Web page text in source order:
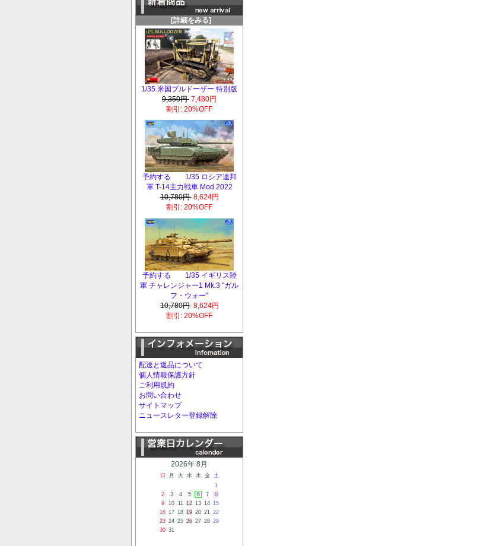
[詳細をみる]
1/35 米国ブルドーザー 特別版
9,350円 7,480円
割引: 20%OFF
予約する 1/35 ロシア連邦
軍 T-14主力戦車 Mod.2022
10,780円 8,624円
割引: 20%OFF
予約する 1/35 イギリス陸
軍 チャレンジャー1 Mk.3 "ガル
フ・ウォー"
10,780円 8,624円
割引: 20%OFF
配送と返品について
個人情報保護方針
ご利用規約
お問い合わせ
サイトマップ
ニュースレター登録解除
2026年 8月
日 月 火 水 木 金
土
1
2
3 4 5 6 7
8
9
10 11 12 13 14 15
16 17 18 19 20 21 22
23 24 25 26 27 28 29
30 31